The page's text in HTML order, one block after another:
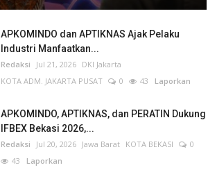
APKOMINDO dan APTIKNAS Ajak Pelaku
Industri Manfaatkan...
Redaksi Jul 21, 2026 DKI Jakarta
KOTA ADM. JAKARTA PUSAT
0 43 Laporkan
APKOMINDO, APTIKNAS, dan PERATIN Dukung
IFBEX Bekasi 2026,...
Redaksi Jul 20, 2026 Jawa Barat KOTA BEKASI
0
43 Laporkan